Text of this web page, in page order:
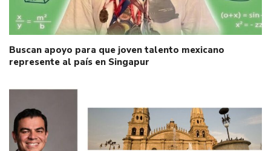
Buscan apoyo para que joven talento mexicano
represente al país en Singapur